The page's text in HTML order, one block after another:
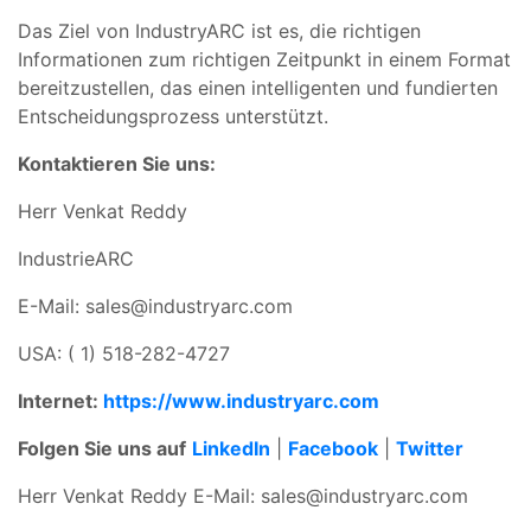
Das Ziel von IndustryARC ist es, die richtigen
Informationen zum richtigen Zeitpunkt in einem Format
bereitzustellen, das einen intelligenten und fundierten
Entscheidungsprozess unterstützt.
Kontaktieren Sie uns:
Herr Venkat Reddy
IndustrieARC
E-Mail: sales@industryarc.com
USA: ( 1) 518-282-4727
Internet: https://www.industryarc.com
Folgen Sie uns auf LinkedIn Facebook
Twitter
Herr Venkat Reddy E-Mail: sales@industryarc.com